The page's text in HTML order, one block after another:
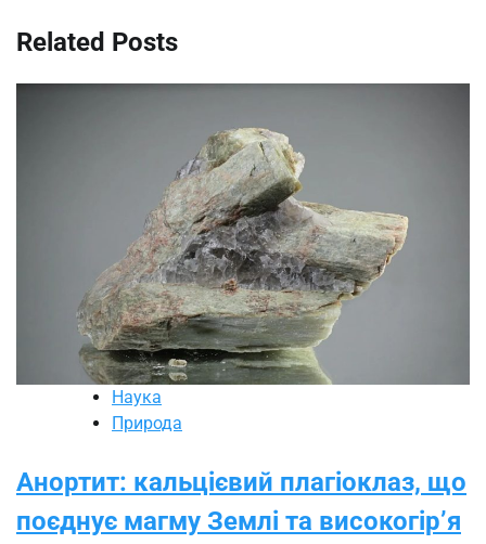
Related Posts
Наука
Природа
Анортит: кальцієвий плагіоклаз, що
поєднує магму Землі та високогір’я